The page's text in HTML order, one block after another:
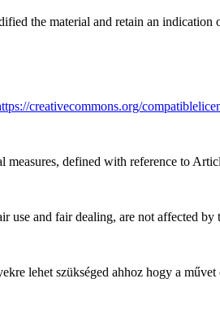
the material and retain an indication
creativecommons.org/
defined with reference to
and fair dealing, are not affected by
lehet szükséged ahhoz hogy a művet